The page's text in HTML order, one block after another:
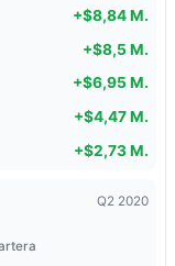
+$8,84 M.
+$8,5 M.
+$6,95 M.
+$4,47 M.
+$2,73 M.
Q2 2020